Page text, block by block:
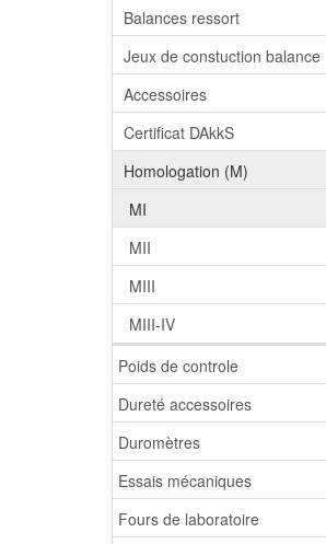
Balances ressort
Jeux de constuction balance
Accessoires
Certificat DAkkS
Homologation (M)
MI
MII
MIII
MIII-IV
Poids de controle
Dureté accessoires
Duromètres
Essais mécaniques
Fours de laboratoire